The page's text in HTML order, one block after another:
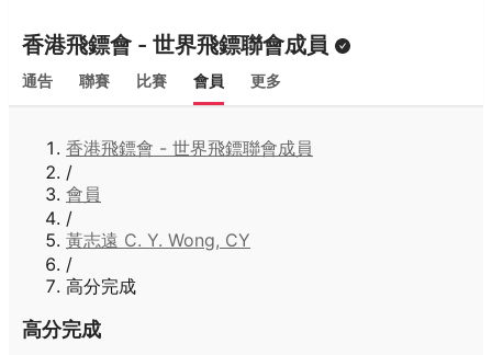
香港飛鏢會 - 世界飛鏢聯會成員
通告 聯賽 比賽 會員 更多
香港飛鏢會 - 世界飛鏢聯會成員
/
會員
/
黃志遠 C. Y. Wong, CY
/
高分完成
高分完成